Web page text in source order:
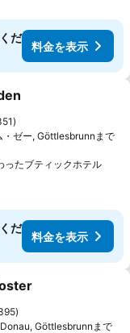
だ
料金を表示
追加
・ゼー, Göttlesbrunnまで
ったブティックホテル料金
だ
料金を表示
追加
Göttlesbrunnまで